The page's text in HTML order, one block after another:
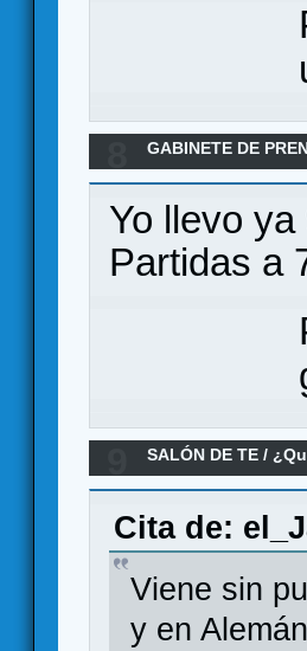
GABINETE DE
Yo llevo
Partidas a
SALÓN DE TE /
Cita de:
Viene sin
y en